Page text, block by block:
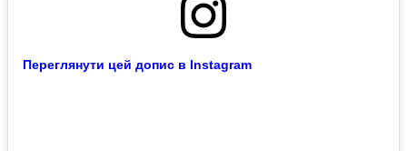
Переглянути цей допис в Instagram